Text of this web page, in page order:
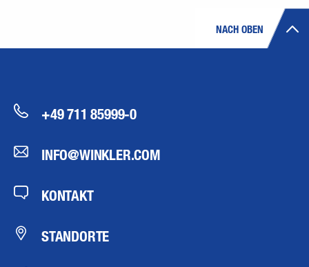
NACH OBEN
+49 711 85999-0
INFO@WINKLER.COM
KONTAKT
STANDORTE